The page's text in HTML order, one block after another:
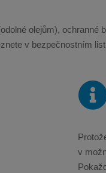
olejům),
v bezpečnostním
v